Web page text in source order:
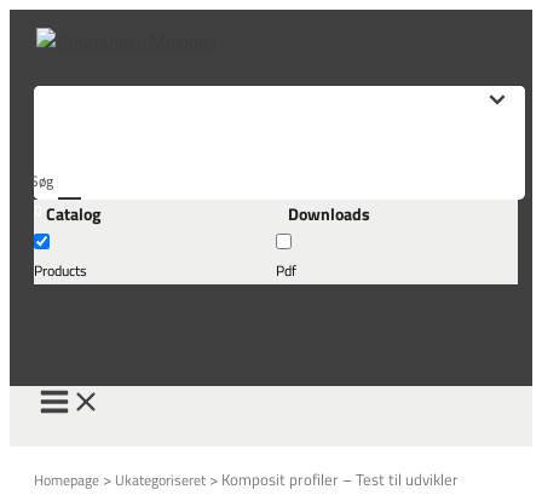
Skip
content
Søg
her...
Catalog
Products
Downloads
Pdf
Homepage > Ukategoriseret > Komposit profiler – Test til udvikler